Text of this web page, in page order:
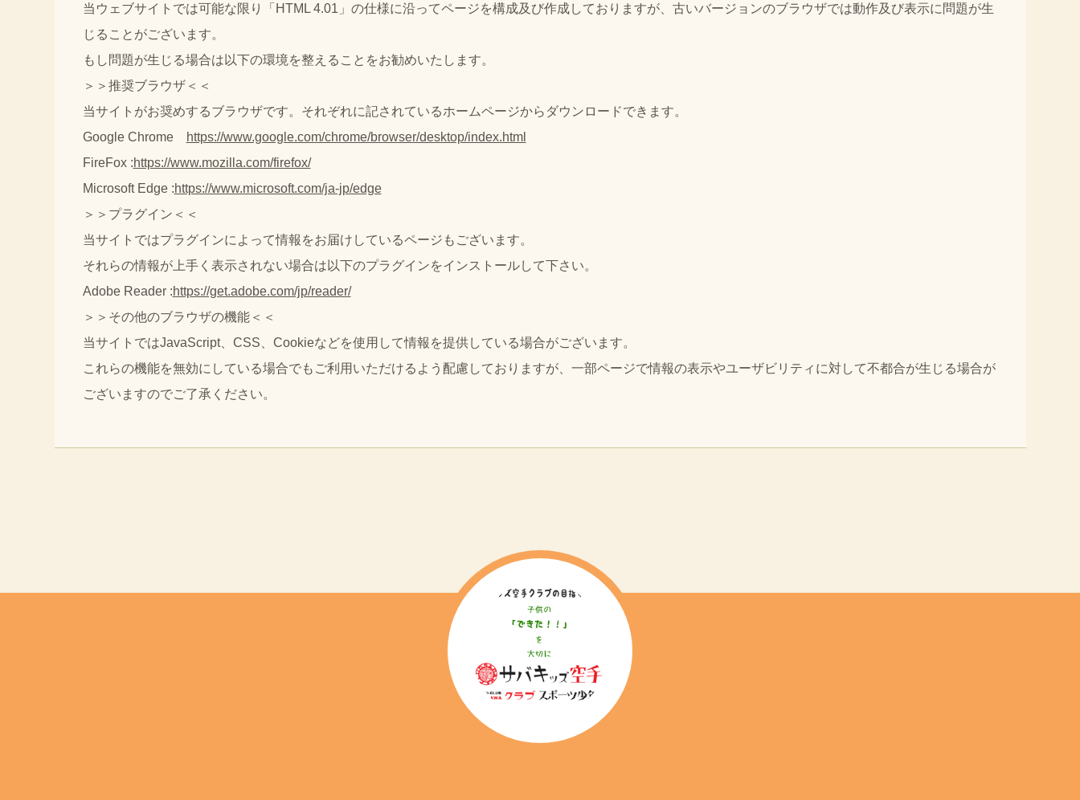
当ウェブサイトでは可能な限り「HTML 4.01」の仕様に沿ってページを構成及び作成しておりますが、古いバージョンのブラウザでは動作及び表示に問題が生
じることがございます。
もし問題が生じる場合は以下の環境を整えることをお勧めいたします。
＞＞推奨ブラウザ＜＜
当サイトがお奨めするブラウザです。それぞれに記されているホームページからダウンロードできます。
Google Chrome
https://www.google.com/chrome/browser/desktop/index.html
FireFox :https://www.mozilla.com/firefox/
Microsoft Edge :https://www.microsoft.com/ja-jp/edge
＞＞プラグイン＜＜
当サイトではプラグインによって情報をお届けしているページもございます。
それらの情報が上手く表示されない場合は以下のプラグインをインストールして下さい。
Adobe Reader :https://get.adobe.com/jp/reader/
＞＞その他のブラウザの機能＜＜
当サイトではJavaScript、CSS、Cookieなどを使用して情報を提供している場合がございます。
これらの機能を無効にしている場合でもご利用いただけるよう配慮しておりますが、一部ページで情報の表示やユーザビリティに対して不都合が生じる場合が
ございますのでご了承ください。